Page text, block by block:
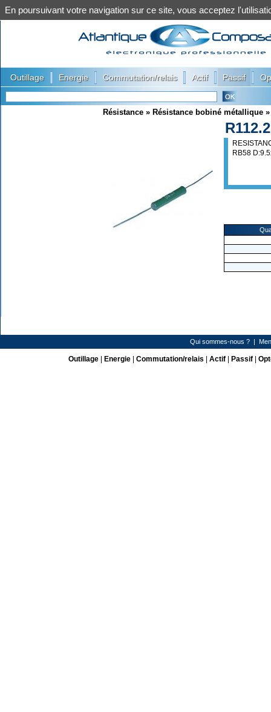
Outillage Energie Commutation/relais Actif Passif
Résistance » Résistance bobiné métallique
R112.2
RB58
Qui sommes-nous ? |
Outillage| Energie| Commutation/relais Actif| Passif|
En poursuivant votre navigation sur ce site, vous acceptez